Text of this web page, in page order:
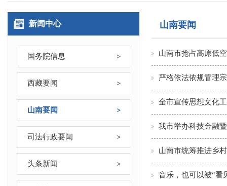
新闻中心
国务院信息
西藏要闻
山南要闻
司法行政要闻
头条新闻
山南要闻
山南市抢占高原低
严格依法依规管理
全市宣传思想文化
我市举办科技金融
山南市统筹推进乡
音乐，也可以被“看